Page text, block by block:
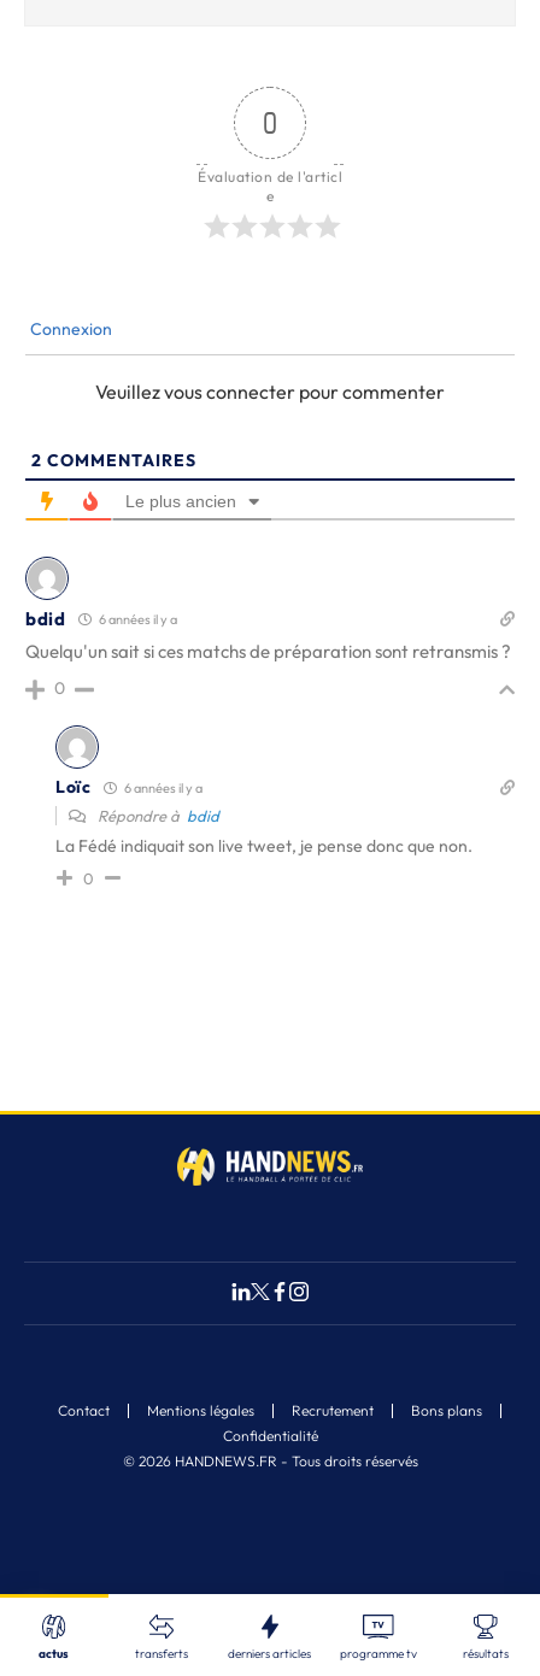
Recherche
Fermer
0
Évaluation de l'articl
e
Connexion
Veuillez vous connecter pour commenter
2 COMMENTAIRES
Le plus ancien
bdid 6 années il y a
Quelqu'un sait si ces matchs de préparation sont retransmis ?
0
Loïc 6 années il y a
Répondre à bdid
La Fédé indiquait son live tweet, je pense donc que non.
0
© 2026 HANDNEWS.FR - Tous droits réservés
Contact Mentions légales Recrutement
Bons plans
Confidentialité
actus transferts derniers articles programme tv résultats
Nos derniers articles
ALL | 08/08/2026
2